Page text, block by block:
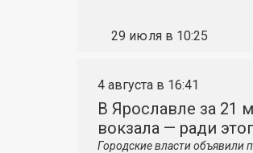
29 июля в 10:25
4 августа в 16:41
В Ярославле за 21
вокзала — ради
Городские власти объявили